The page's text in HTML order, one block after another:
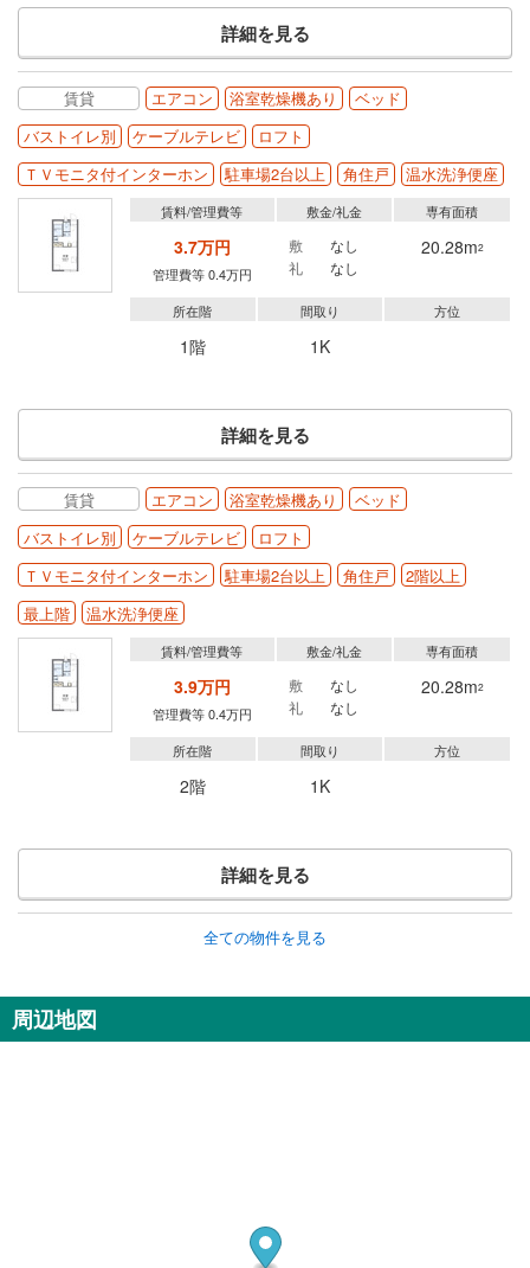
詳細を見る
賃貸 エアコン 浴室乾燥機あり
ベッド
バストイレ別
ケーブルテレビ
ロフト
ＴＶモニタ付インターホン
駐車場2台以上 角住戸 温水洗浄便座
賃料/管理費等
3.7万円
管理費等 0.4万円
敷金/礼金
敷
なし
礼
なし
専有面積
20.28m2
所在階
1階
間取り
1K
方位
詳細を見る
賃貸 エアコン 浴室乾燥機あり
ベッド
バストイレ別
ケーブルテレビ
ロフト
ＴＶモニタ付インターホン
駐車場2台以上 角住戸
2階以上
最上階
温水洗浄便座
賃料/管理費等
3.9万円
管理費等 0.4万円
敷金/礼金
敷
なし
礼
なし
専有面積
20.28m2
所在階
2階
間取り
1K
方位
詳細を見る
全ての物件を見る
周辺地図